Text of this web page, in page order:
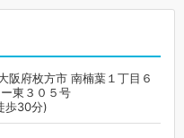
阪府枚方市 南楠葉１丁目６
東３０５号
歩30分)